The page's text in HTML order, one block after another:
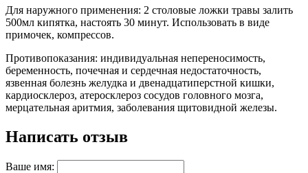
Для наружного применения: 2 столовые ложки травы залить
500мл кипятка, настоять 30 минут. Использовать в виде
примочек, компрессов.
Противопоказания: индивидуальная непереносимость,
беременность, почечная и сердечная недостаточность,
язвенная болезнь желудка и двенадцатиперстной кишки,
кардиосклероз, атеросклероз сосудов головного мозга,
мерцательная аритмия, заболевания щитовидной железы.
Написать отзыв
Ваше имя: